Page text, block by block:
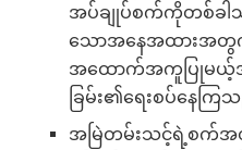
အပ်ချုပ်စက်ကိုတစ်ခါ
သောအနေအထားအတွ
အထောက်အကူပြုမယ့်
ခြမ်း၏ရေးစပ်နေကြ
အမြဲတမ်းသင့်ရဲ့စက်